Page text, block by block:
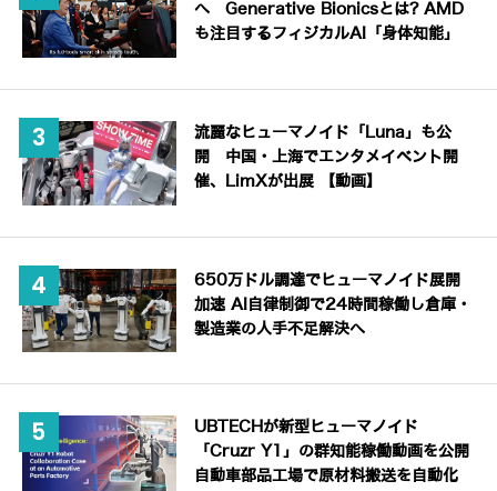
へ Generative Bionicsとは? AMD
も注目するフィジカルAI「身体知能」
流麗なヒューマノイド「Luna」も公
開 中国・上海でエンタメイベント開
催、LimXが出展 【動画】
650万ドル調達でヒューマノイド展開
加速 AI自律制御で24時間稼働し倉庫・
製造業の人手不足解決へ
UBTECHが新型ヒューマノイド
「Cruzr Y1」の群知能稼働動画を公開
自動車部品工場で原材料搬送を自動化